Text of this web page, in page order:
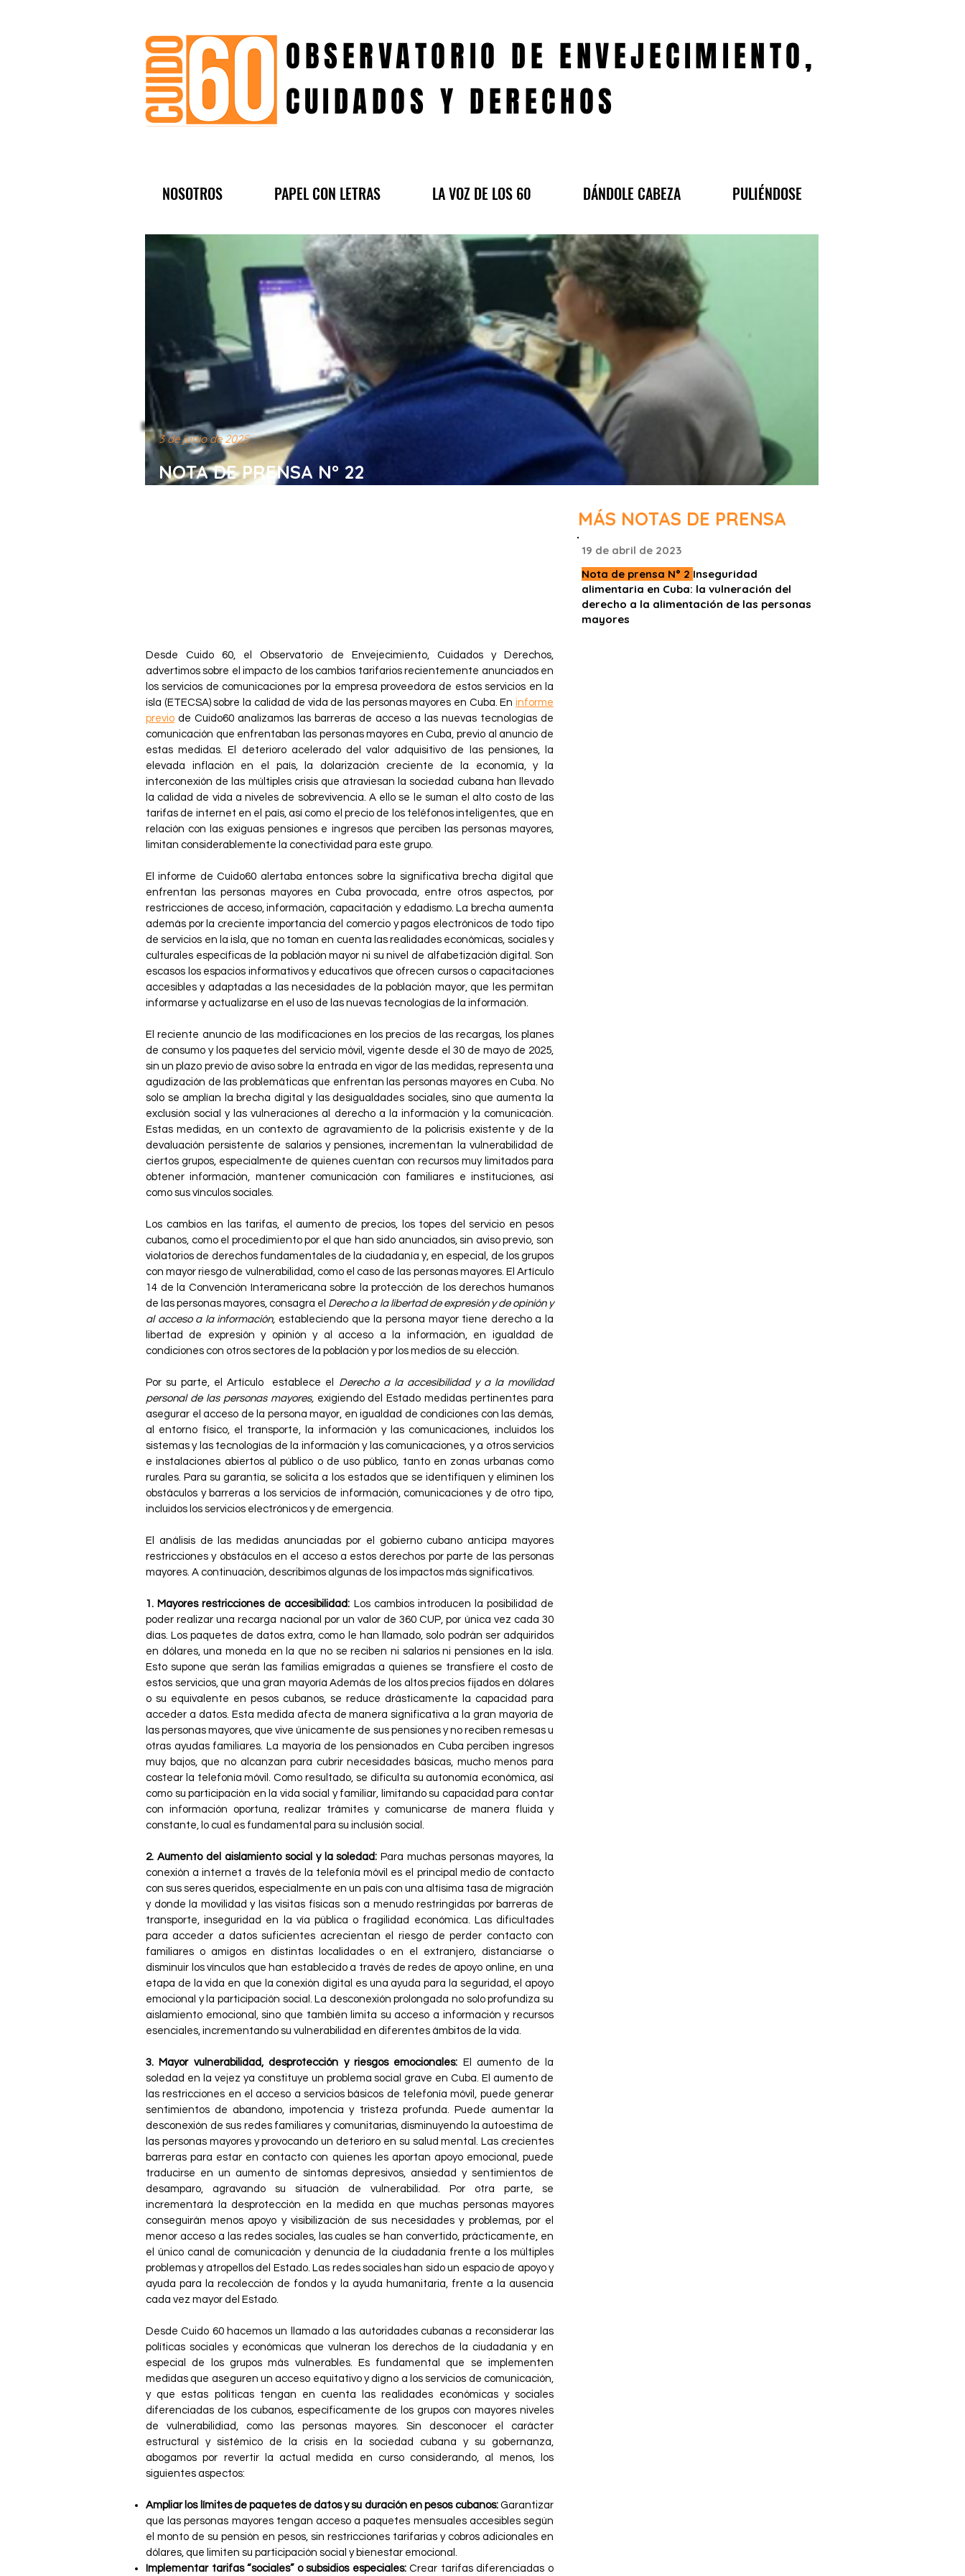
OBSERVATORIO DE ENVEJECIMIENTO,
CUIDADOS Y DERECHOS
NOSOTROS PAPEL CON LETRAS LA VOZ DE LOS 60 DÁNDOLE CABEZA PULIÉNDOSE
3 de junio de 2025
NOTA DE PRENSA N° 22
MÁS NOTAS DE PRENSA
19 de abril de 2023
Nota de prensa N° 2 Inseguridad
alimentaria en Cuba: la vulneración del
derecho a la alimentación de las personas
mayores
Desde Cuido 60, el Observatorio de Envejecimiento, Cuidados y Derechos,
advertimos sobre el impacto de los cambios tarifarios recientemente anunciados en
los servicios de comunicaciones por la empresa proveedora de estos servicios en la
isla (ETECSA) sobre la calidad de vida de las personas mayores en Cuba. En informe
previo de Cuido60 analizamos las barreras de acceso a las nuevas tecnologías de
comunicación que enfrentaban las personas mayores en Cuba, previo al anuncio de
estas medidas. El deterioro acelerado del valor adquisitivo de las pensiones, la
elevada inflación en el país, la dolarización creciente de la economía, y la
interconexión de las múltiples crisis que atraviesan la sociedad cubana han llevado
la calidad de vida a niveles de sobrevivencia. A ello se le suman el alto costo de las
tarifas de internet en el país, así como el precio de los teléfonos inteligentes, que en
relación con las exiguas pensiones e ingresos que perciben las personas mayores,
limitan considerablemente la conectividad para este grupo.
El informe de Cuido60 alertaba entonces sobre la significativa brecha digital que
enfrentan las personas mayores en Cuba provocada, entre otros aspectos, por
restricciones de acceso, información, capacitación y edadismo. La brecha aumenta
además por la creciente importancia del comercio y pagos electrónicos de todo tipo
de servicios en la isla, que no toman en cuenta las realidades económicas, sociales y
culturales específicas de la población mayor ni su nivel de alfabetización digital. Son
escasos los espacios informativos y educativos que ofrecen cursos o capacitaciones
accesibles y adaptadas a las necesidades de la población mayor, que les permitan
informarse y actualizarse en el uso de las nuevas tecnologías de la información.
El reciente anuncio de las modificaciones en los precios de las recargas, los planes
de consumo y los paquetes del servicio móvil, vigente desde el 30 de mayo de 2025,
sin un plazo previo de aviso sobre la entrada en vigor de las medidas, representa una
agudización de las problemáticas que enfrentan las personas mayores en Cuba. No
solo se amplían la brecha digital y las desigualdades sociales, sino que aumenta la
exclusión social y las vulneraciones al derecho a la información y la comunicación.
Estas medidas, en un contexto de agravamiento de la policrisis existente y de la
devaluación persistente de salarios y pensiones, incrementan la vulnerabilidad de
ciertos grupos, especialmente de quienes cuentan con recursos muy limitados para
obtener información, mantener comunicación con familiares e instituciones, así
como sus vínculos sociales.
Los cambios en las tarifas, el aumento de precios, los topes del servicio en pesos
cubanos, como el procedimiento por el que han sido anunciados, sin aviso previo, son
violatorios de derechos fundamentales de la ciudadanía y, en especial, de los grupos
con mayor riesgo de vulnerabilidad, como el caso de las personas mayores. El Artículo
14 de la Convención Interamericana sobre la protección de los derechos humanos
de las personas mayores, consagra el Derecho a la libertad de expresión y de opinión y
al acceso a la información, estableciendo que la persona mayor tiene derecho a la
libertad de expresión y opinión y al acceso a la información, en igualdad de
condiciones con otros sectores de la población y por los medios de su elección.
Por su parte, el Artículo establece el Derecho a la accesibilidad y a la movilidad
personal de las personas mayores,exigiendo del Estado medidas pertinentes para
asegurar el acceso de la persona mayor, en igualdad de condiciones con las demás,
al entorno físico, el transporte, la información y las comunicaciones, incluidos los
sistemas y las tecnologías de la información y las comunicaciones, y a otros servicios
e instalaciones abiertos al público o de uso público, tanto en zonas urbanas como
rurales. Para su garantía, se solicita a los estados que se identifiquen y eliminen los
obstáculos y barreras a los servicios de información, comunicaciones y de otro tipo,
incluidos los servicios electrónicos y de emergencia.
El análisis de las medidas anunciadas por el gobierno cubano anticipa mayores
restricciones y obstáculos en el acceso a estos derechos por parte de las personas
mayores. A continuación, describimos algunas de los impactos más significativos.
1. Mayores restricciones de accesibilidad: Los cambios introducen la posibilidad de
poder realizar una recarga nacional por un valor de 360 CUP, por única vez cada 30
días. Los paquetes de datos extra, como le han llamado, solo podrán ser adquiridos
en dólares, una moneda en la que no se reciben ni salarios ni pensiones en la isla.
Esto supone que serán las familias emigradas a quienes se transfiere el costo de
estos servicios, que una gran mayoría Además de los altos precios fijados en dólares
o su equivalente en pesos cubanos, se reduce drásticamente la capacidad para
acceder a datos. Esta medida afecta de manera significativa a la gran mayoría de
las personas mayores, que vive únicamente de sus pensiones y no reciben remesas u
otras ayudas familiares. La mayoría de los pensionados en Cuba perciben ingresos
muy bajos, que no alcanzan para cubrir necesidades básicas, mucho menos para
costear la telefonía móvil. Como resultado, se dificulta su autonomía económica, así
como su participación en la vida social y familiar, limitando su capacidad para contar
con información oportuna, realizar trámites y comunicarse de manera fluida y
constante, lo cual es fundamental para su inclusión social.
2. Aumento del aislamiento social y la soledad: Para muchas personas mayores, la
conexión a internet a través de la telefonía móvil es el principal medio de contacto
con sus seres queridos, especialmente en un país con una altísima tasa de migración
y donde la movilidad y las visitas físicas son a menudo restringidas por barreras de
transporte, inseguridad en la vía pública o fragilidad económica. Las dificultades
para acceder a datos suficientes acrecientan el riesgo de perder contacto con
familiares o amigos en distintas localidades o en el extranjero, distanciarse o
disminuir los vínculos que han establecido a través de redes de apoyo online, en una
etapa de la vida en que la conexión digital es una ayuda para la seguridad, el apoyo
emocional y la participación social. La desconexión prolongada no solo profundiza su
aislamiento emocional, sino que también limita su acceso a información y recursos
esenciales, incrementando su vulnerabilidad en diferentes ámbitos de la vida.
3. Mayor vulnerabilidad, desprotección y riesgos emocionales: El aumento de la
soledad en la vejez ya constituye un problema social grave en Cuba. El aumento de
las restricciones en el acceso a servicios básicos de telefonía móvil, puede generar
sentimientos de abandono, impotencia y tristeza profunda. Puede aumentar la
desconexión de sus redes familiares y comunitarias, disminuyendo la autoestima de
las personas mayores y provocando un deterioro en su salud mental. Las crecientes
barreras para estar en contacto con quienes les aportan apoyo emocional, puede
traducirse en un aumento de síntomas depresivos, ansiedad y sentimientos de
desamparo, agravando su situación de vulnerabilidad. Por otra parte, se
incrementará la desprotección en la medida en que muchas personas mayores
conseguirán menos apoyo y visibilización de sus necesidades y problemas, por el
menor acceso a las redes sociales, las cuales se han convertido, prácticamente, en
el único canal de comunicación y denuncia de la ciudadanía frente a los múltiples
problemas y atropellos del Estado. Las redes sociales han sido un espacio de apoyo y
ayuda para la recolección de fondos y la ayuda humanitaria, frente a la ausencia
cada vez mayor del Estado.
Desde Cuido 60 hacemos un llamado a las autoridades cubanas a reconsiderar las
políticas sociales y económicas que vulneran los derechos de la ciudadanía y en
especial de los grupos más vulnerables. Es fundamental que se implementen
medidas que aseguren un acceso equitativo y digno a los servicios de comunicación,
y que estas políticas tengan en cuenta las realidades económicas y sociales
diferenciadas de los cubanos, específicamente de los grupos con mayores niveles
de vulnerabilidiad, como las personas mayores. Sin desconocer el carácter
estructural y sistémico de la crisis en la sociedad cubana y su gobernanza,
abogamos por revertir la actual medida en curso considerando, al menos, los
siguientes aspectos:
Ampliar los límites de paquetes de datos y su duración en pesos cubanos:Garantizar
que las personas mayores tengan acceso a paquetes mensuales accesibles según
el monto de su pensión en pesos, sin restricciones tarifarias y cobros adicionales en
dólares, que limiten su participación social y bienestar emocional.
Implementar tarifas “sociales” o subsidios especiales:Crear tarifas diferenciadas o